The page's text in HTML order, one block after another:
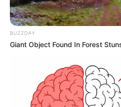
Ante esta situación,el Distrito
ciudadanía para que trabajen
entidades y se puedan
sean necesarias
han presentado en las últimas
“Les recordamos siempre a los
que son nuestros aliados,que
BUZZDAY
Giant Object Found In Forest